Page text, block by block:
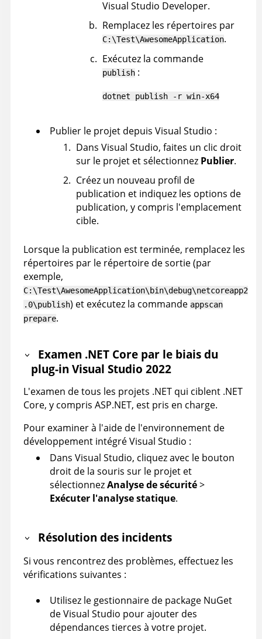
Visual Studio Developer.
Remplacez les répertoires par
C:\Test\AwesomeApplication.
Exécutez la commande
publish :
dotnet publish -r win-x64
Publier le projet depuis Visual Studio :
Dans Visual Studio, faites un clic droit
sur le projet et sélectionnez Publier.
Créez un nouveau profil de
publication et indiquez les options de
publication, y compris l'emplacement
cible.
Lorsque la publication est terminée, remplacez les
répertoires par le répertoire de sortie (par
exemple,
C:\Test\AwesomeApplication\bin\debug\netcoreapp2
.0\publish) et exécutez la commande appscan
prepare.
Examen .NET Core par le biais du
plug-in Visual Studio 2022
L'examen de tous les projets .NET qui ciblent .NET
Core, y compris ASP.NET, est pris en charge.
Pour examiner à l'aide de l'environnement de
développement intégré Visual Studio :
Dans Visual Studio, cliquez avec le bouton
droit de la souris sur le projet et
sélectionnezAnalyse de sécurité>
Exécuter l'analyse statique.
Résolution des incidents
Si vous rencontrez des problèmes, effectuez les
vérifications suivantes :
Utilisez le gestionnaire de package NuGet
de Visual Studio pour ajouter des
dépendances tierces à votre projet.